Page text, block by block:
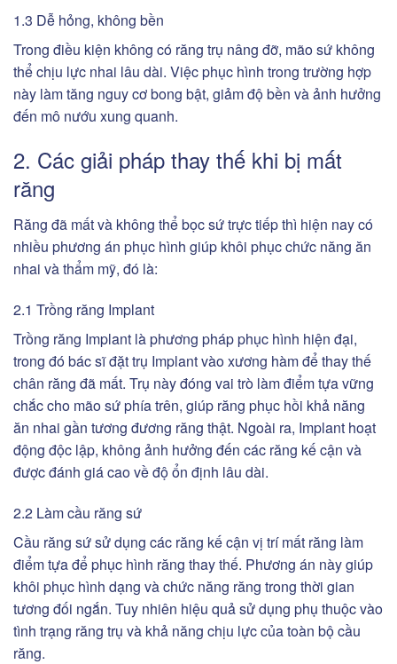
1.3 Dễ hỏng, không bền
Trong điều kiện không có răng trụ nâng đỡ, mão sứ không
thể chịu lực nhai lâu dài. Việc phục hình trong trường hợp
này làm tăng nguy cơ bong bật, giảm độ bền và ảnh hưởng
đến mô nướu xung quanh.
2. Các giải pháp thay thế khi bị mất
răng
Răng đã mất và không thể bọc sứ trực tiếp thì hiện nay có
nhiều phương án phục hình giúp khôi phục chức năng ăn
nhai và thẩm mỹ, đó là:
2.1 Trồng răng Implant
Trồng răng Implant là phương pháp phục hình hiện đại,
trong đó bác sĩ đặt trụ Implant vào xương hàm để thay thế
chân răng đã mất. Trụ này đóng vai trò làm điểm tựa vững
chắc cho mão sứ phía trên, giúp răng phục hồi khả năng
ăn nhai gần tương đương răng thật. Ngoài ra, Implant hoạt
động độc lập, không ảnh hưởng đến các răng kế cận và
được đánh giá cao về độ ổn định lâu dài.
2.2 Làm cầu răng sứ
Cầu răng sứ sử dụng các răng kế cận vị trí mất răng làm
điểm tựa để phục hình răng thay thế. Phương án này giúp
khôi phục hình dạng và chức năng răng trong thời gian
tương đối ngắn. Tuy nhiên hiệu quả sử dụng phụ thuộc vào
tình trạng răng trụ và khả năng chịu lực của toàn bộ cầu
răng.